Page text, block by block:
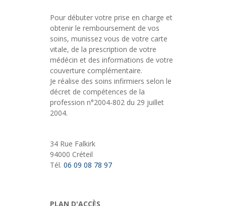
Pour débuter votre prise en charge et
obtenir le remboursement de vos
soins, munissez vous de votre carte
vitale, de la prescription de votre
médécin et des informations de votre
couverture complémentaire.
Je réalise des soins infirmiers selon le
décret de compétences de la
profession n°2004-802 du 29 juillet
2004.
34 Rue Falkirk
94000 Créteil
Tél. 06 09 08 78 97
PLAN D'ACCÈS